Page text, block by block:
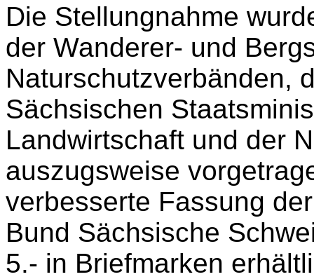
Die Stellungnahme
der Wanderer- und
Naturschutzverbänden,
Sächsischen
Landwirtschaft und der
auszugsweise
verbesserte Fassung
Bund Sächsische
5.- in Briefmarken